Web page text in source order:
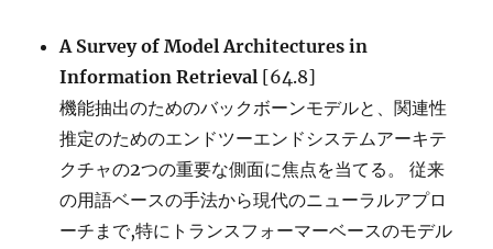
A Survey of Model Architectures in
Information Retrieval [64.8]
機能抽出のためのバックボーンモデルと、関連性
推定のためのエンドツーエンドシステムアーキテ
クチャの2つの重要な側面に焦点を当てる。 従来
の用語ベースの手法から現代のニューラルアプロ
ーチまで,特にトランスフォーマーベースのモデル